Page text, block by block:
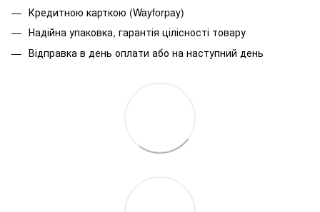
Кредитною карткою (Wayforpay)
Надійна упаковка, гарантія цілісності товару
Відправка в день оплати або на наступний день